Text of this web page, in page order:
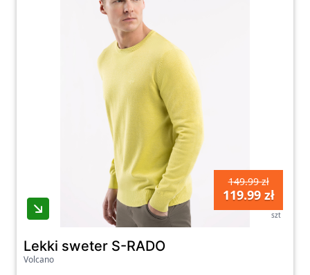
149.99 zł
119.99 zł
szt
Lekki sweter S-RADO
Volcano